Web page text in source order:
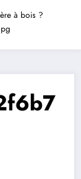
à bois ?